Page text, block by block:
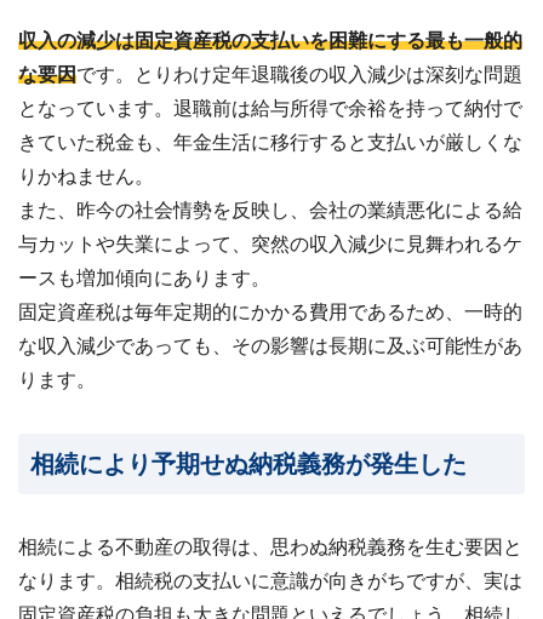
収入の減少は固定資産税の支払いを困難にする最も一般的
な要因です。とりわけ定年退職後の収入減少は深刻な問題
となっています。退職前は給与所得で余裕を持って納付で
きていた税金も、年金生活に移行すると支払いが厳しくな
りかねません。
また、昨今の社会情勢を反映し、会社の業績悪化による給
与カットや失業によって、突然の収入減少に見舞われるケ
ースも増加傾向にあります。
固定資産税は毎年定期的にかかる費用であるため、一時的
な収入減少であっても、その影響は長期に及ぶ可能性があ
ります。
相続により予期せぬ納税義務が発生した
相続による不動産の取得は、思わぬ納税義務を生む要因と
なります。相続税の支払いに意識が向きがちですが、実は
固定資産税の負担も大きな問題といえるでしょう。相続し